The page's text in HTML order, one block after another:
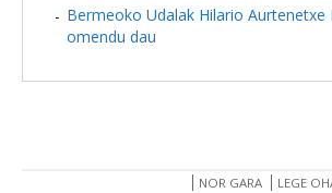
Bermeoko Udalak Hilario Aurtenetxe
omendu dau
NOR GARA LEGE